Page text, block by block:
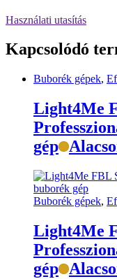
Használati utasítás
Kapcsolódó
Buborék gépek,
Light4Me
gép
Buborék gépek,
Light4Me
gép